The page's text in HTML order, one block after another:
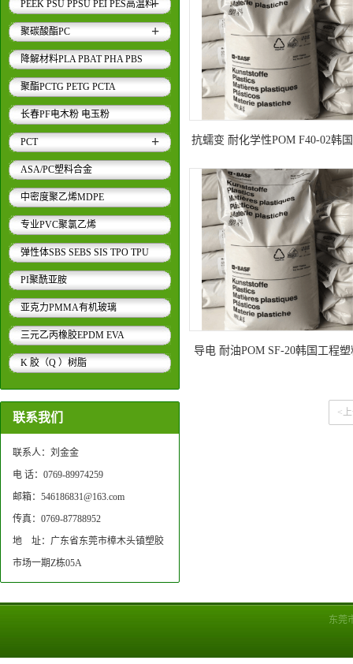
PEEK PSU PPSU PEI PES高温料+
聚碳酸酯PC +
降解材料PLA PBAT PHA PBS
聚酯PCTG PETG PCTA
长春PF电木粉 电玉粉
PCT +
ASA/PC塑料合金
中密度聚乙烯MDPE
专业PVC聚氯乙烯
弹性体SBS SEBS SIS TPO TPU
TPV TPE..
PI聚酰亚胺
亚克力PMMA有机玻璃
三元乙丙橡胶EPDM EVA
K 胶（Q ）树脂
联系我们
联系人：刘金金
电 话：0769-89974259
邮箱：546186831@163.com
传真：0769-87788952
地 址：广东省东莞市樟木头镇塑胶
市场一期Z栋05A
抗蠕变 耐化学性POM F40-02韩
导电 耐油POM SF-20韩国工程塑
<
东莞